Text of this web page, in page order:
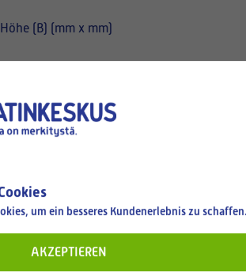
(B) (mm x mm)
um ein besseres Kundenerlebnis zu schaffen.
AKZEPTIEREN